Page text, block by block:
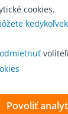
nepolitické a
je
pre
škola
aj výučbe.
znižujú
cookies.
Povoliť